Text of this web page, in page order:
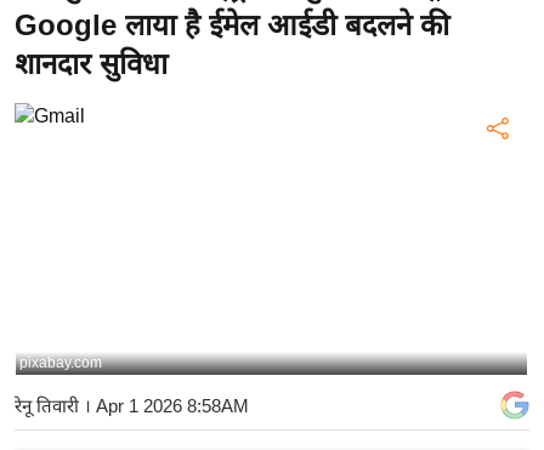
ख
ब
र
रा
य
बि
ज़
Google लाया है ईमेल आईडी बदलने की
शानदार सुविधा
pixabay.com
रेनू तिवारी । Apr 1 2026 8:58AM